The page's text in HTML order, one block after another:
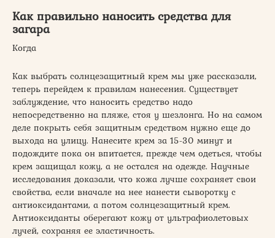
Как правильно наносить средства для
загара
Когда
Как выбрать солнцезащитный крем мы уже рассказали,
теперь перейдем к правилам нанесения. Существует
заблуждение, что наносить средство надо
непосредственно на пляже, стоя у шезлонга. Но на самом
деле покрыть себя защитным средством нужно еще до
выхода на улицу. Нанесите крем за 15-30 минут и
подождите пока он впитается, прежде чем одеться, чтобы
крем защищал кожу, а не остался на одежде. Научные
исследования доказали, что кожа лучше сохраняет свои
свойства, если вначале на нее нанести сыворотку с
антиоксидантами, а потом солнцезащитный крем.
Антиоксиданты оберегают кожу от ультрафиолетовых
лучей, сохраняя ее эластичность.